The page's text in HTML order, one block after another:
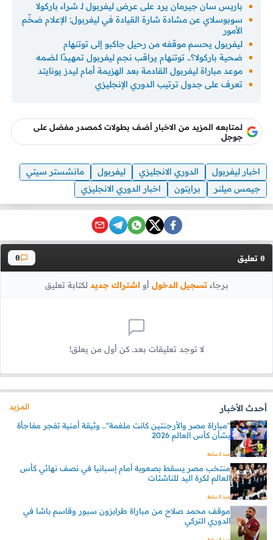
باريس سان جيرمان يرد على عرض ليفربول لـ شراء باركولا
سوبوسلاي عن مشادة شارة القيادة في ليفربول: الإعلام ضخّم
الأمور
ليفربول يحسم موقفه من رحيل جاكبو إلى توتنهام
ضحية باركولا؟.. توتنهام يراقب نجم ليفربول تمهيدًا لضمه
موعد مباراة ليفربول القادمة بعد الهزيمة أمام ليدز يونايتد
تعرف على جدول ترتيب الدوري الإنجليزي
لمتابعه المزيد من الاخبار أضف بطولات كمصدر مفضل على
جوجل
اخبار ليفربول الدوري الانجليزي ليفربول
مانشستر سيتي
جيمس ميلنر
برايتون اخبار الدوري الانجليزي
0 تعليق 0
برجاءتسجيل الدخول أواشتراك جديد لكتابة تعليق
لا توجد تعليقات بعد. كن أول من يعلق!
أحدث الأخبار
المزيد
"مباراة مصر والأرجنتين كانت ملغمة".. وثيقة أمنية تفجر مفاجأة
بشأن كأس العالم 2026
منذ 2 ساعة
منتخب مصر يسقط بصعوبة أمام إسبانيا في نصف نهائي كأس
العالم لكرة اليد للناشئات
منذ 3 ساعة
موقف محمد صلاح من مباراة طرابزون سبور وقاسم باشا في
الدوري التركي